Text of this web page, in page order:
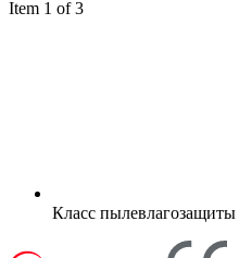
Item 1 of 3
Класс пылевлагозащиты